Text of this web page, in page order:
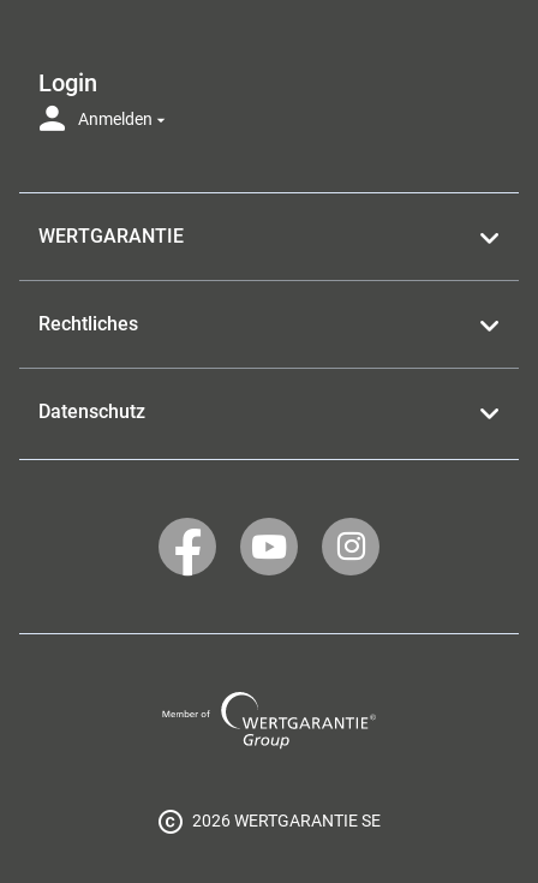
Login
Anmelden
WERTGARANTIE
Rechtliches
Datenschutz
WERTGARANTIE
auf
WERTGARANTIE
auf
WERTGARANTIE
auf
Group
2026 WERTGARANTIE SE